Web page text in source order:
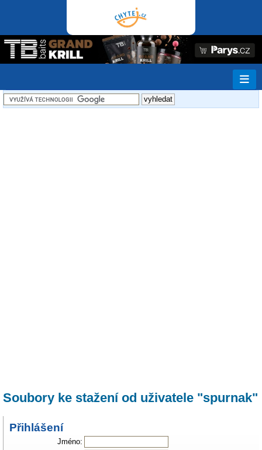
Soubory ke stažení od uživatele "spurnak"
Přihlášení
Jméno: